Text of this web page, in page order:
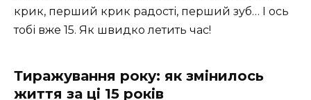
крик, перший крик радості, перший зуб… І ось
тобі вже 15. Як швидко летить час!
Тиражування року: як змінилось
життя за ці 15 років